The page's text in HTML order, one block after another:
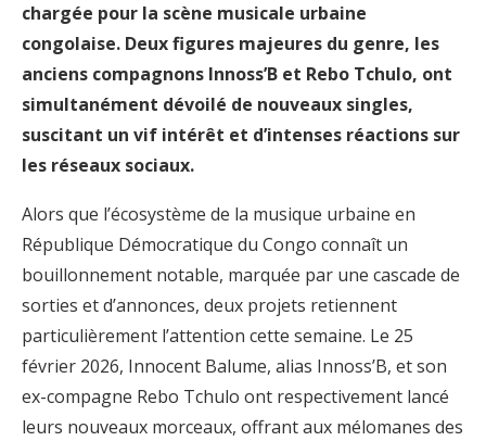
chargée pour la scène musicale urbaine
congolaise. Deux figures majeures du genre, les
anciens compagnons Innoss’B et Rebo Tchulo, ont
simultanément dévoilé de nouveaux singles,
suscitant un vif intérêt et d’intenses réactions sur
les réseaux sociaux.
Alors que l’écosystème de la musique urbaine en
République Démocratique du Congo connaît un
bouillonnement notable, marquée par une cascade de
sorties et d’annonces, deux projets retiennent
particulièrement l’attention cette semaine. Le 25
février 2026, Innocent Balume, alias Innoss’B, et son
ex-compagne Rebo Tchulo ont respectivement lancé
leurs nouveaux morceaux, offrant aux mélomanes des